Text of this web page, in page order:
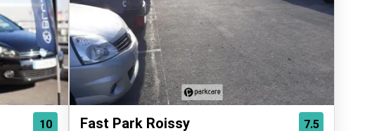
10 7.5
Fast Park Roissy